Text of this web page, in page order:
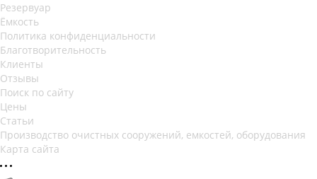
Резервуар
Ёмкость
Политика конфиденциальности
Благотворительность
Клиенты
Отзывы
Поиск по сайту
Цены
Статьи
Производство очистных сооружений, емкостей, оборудования
Карта сайта